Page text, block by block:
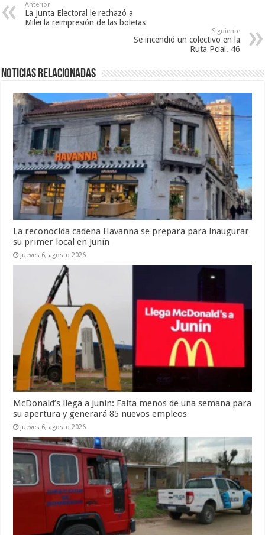
Anterior
La Junta Electoral le rechazó a
Milei la reimpresión de las boletas
Siguiente
Se incendió un colectivo en la
Ruta Pcial. 46
Noticias relacionadas
La reconocida cadena Havanna se prepara para inaugurar
su primer local en Junín
jueves 6, agosto 2026
McDonald’s llega a Junín: Falta menos de una semana para
su apertura y generará 85 nuevos empleos
jueves 6, agosto 2026